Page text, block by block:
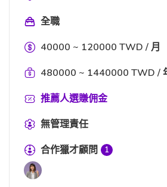
全職
40000 ~ 120000 TWD / 月
480000 ~ 1440000 TWD /
推薦人選賺佣金
無管理責任
合作獵才顧問
1